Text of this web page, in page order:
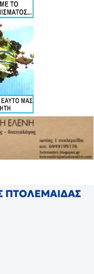
ΠΤΟΛΕΜΑΙΔΑΣ